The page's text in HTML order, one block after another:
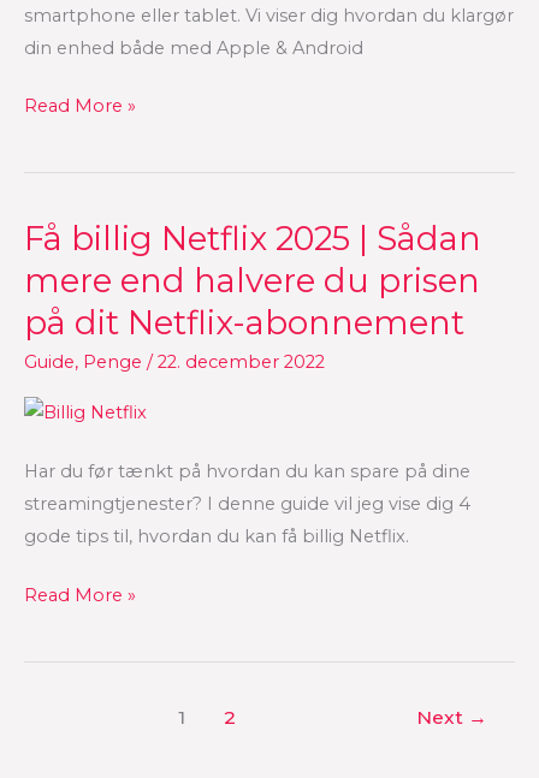
smartphone eller tablet. Vi viser dig hvordan du klargør
din enhed både med Apple & Android
Read More »
Få billig Netflix 2025 | Sådan
mere end halvere du prisen
på dit Netflix-abonnement
Guide, Penge /22. december 2022
Har du før tænkt på hvordan du kan spare på dine
streamingtjenester? I denne guide vil jeg vise dig 4
gode tips til, hvordan du kan få billig Netflix.
Få
Netflix
2025
|
Sådan
end
på
Read More »
1 2 Next →